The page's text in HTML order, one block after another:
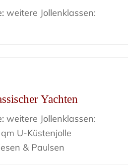
weitere Jollenklassen:
Yachten
weitere Jollenklassen:
U-Küstenjolle
& Paulsen